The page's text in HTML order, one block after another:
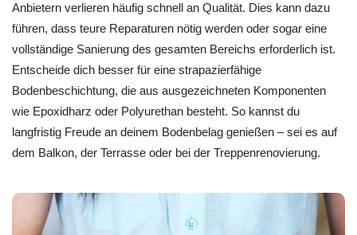
Anbietern verlieren häufig schnell an Qualität. Dies kann dazu
führen, dass teure Reparaturen nötig werden oder sogar eine
vollständige Sanierung des gesamten Bereichs erforderlich ist.
Entscheide dich besser für eine strapazierfähige
Bodenbeschichtung, die aus ausgezeichneten Komponenten
wie Epoxidharz oder Polyurethan besteht. So kannst du
langfristig Freude an deinem Bodenbelag genießen – sei es auf
dem Balkon, der Terrasse oder bei der Treppenrenovierung.